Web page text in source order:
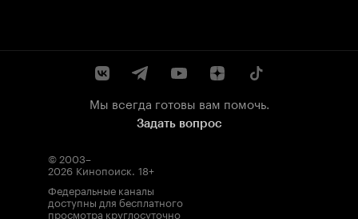
Мы всегда готовы вам помочь.
Задать вопрос
© 2003–
2026 Кинопоиск. 18+
Федеральные каналы
доступны для бесплатного
просмотра круглосуточно